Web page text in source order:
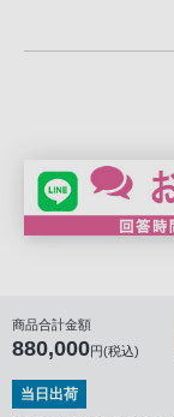
商品合計金額
880,000円(税込)
当日出荷